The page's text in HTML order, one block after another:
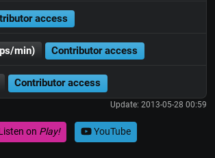
access
min) Contributor access
Contributor access
Update: 2013-05-28 00:59
on Play! YouTube